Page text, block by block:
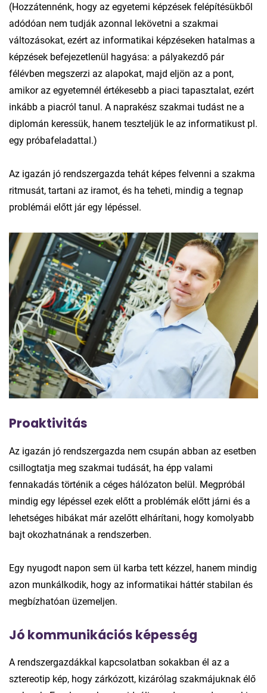
(Hozzátennénk, hogy az egyetemi képzések felépítésükből
adódóan nem tudják azonnal lekövetni a szakmai
változásokat, ezért az informatikai képzéseken hatalmas a
képzések befejezetlenül hagyása: a pályakezdő pár
félévben megszerzi az alapokat, majd eljön az a pont,
amikor az egyetemnél értékesebb a piaci tapasztalat, ezért
inkább a piacról tanul. A naprakész szakmai tudást ne a
diplomán keressük, hanem teszteljük le az informatikust pl.
egy próbafeladattal.)
Az igazán jó rendszergazda tehát képes felvenni a szakma
ritmusát, tartani az iramot, és ha teheti, mindig a tegnap
problémái előtt jár egy lépéssel.
Proaktivitás
Az igazán jó rendszergazda nem csupán abban az esetben
csillogtatja meg szakmai tudását, ha épp valami
fennakadás történik a céges hálózaton belül. Megpróbál
mindig egy lépéssel ezek előtt a problémák előtt járni és a
lehetséges hibákat már azelőtt elhárítani, hogy komolyabb
bajt okozhatnának a rendszerben.
Egy nyugodt napon sem ül karba tett kézzel, hanem mindig
azon munkálkodik, hogy az informatikai háttér stabilan és
megbízhatóan üzemeljen.
Jó kommunikációs képesség
A rendszergazdákkal kapcsolatban sokakban él az a
sztereotip kép, hogy zárkózott, kizárólag szakmájuknak élő